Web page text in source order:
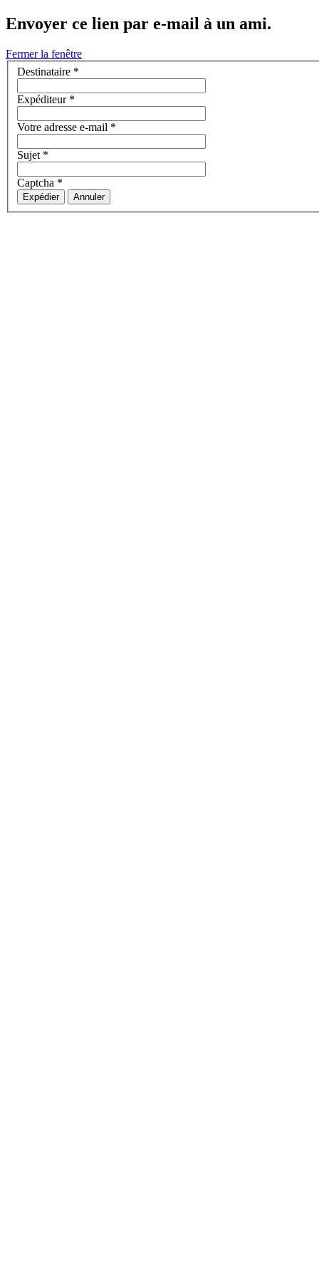
Envoyer ce lien par e-mail à un ami.
Fermer la fenêtre
Destinataire *
Expéditeur*
Votre adresse e-mail *
Sujet*
Captcha *
Expédier Annuler